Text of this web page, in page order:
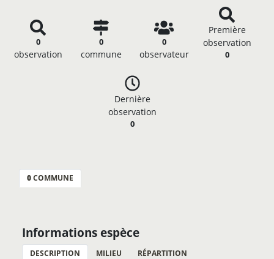
0
observation
0
commune
0
observateur
Première
observation
0
Dernière
observation
0
0COMMUNE
Informations espèce
DESCRIPTION MILIEU
RÉPARTITION